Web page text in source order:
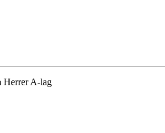
Herrer A-lag